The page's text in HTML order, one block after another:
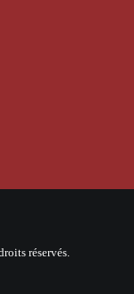
réservés.